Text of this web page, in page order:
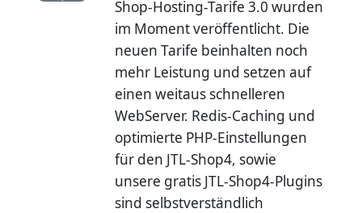
Shop-Hosting-Tarife 3.0 wurden
im Moment veröffentlicht. Die
neuen Tarife beinhalten noch
mehr Leistung und setzen auf
einen weitaus schnelleren
WebServer. Redis-Caching und
optimierte PHP-Einstellungen
für den JTL-Shop4, sowie
unsere gratis JTL-Shop4-Plugins
sind selbstverständlich